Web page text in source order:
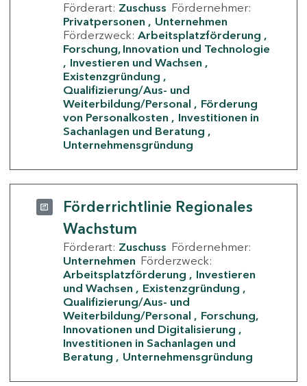
Förderart: Zuschuss Fördernehmer:
Privatpersonen
Unternehmen
Förderzweck: Arbeitsplatzförderung
Forschung, Innovation und Technologie
Investieren und Wachsen
Existenzgründung
Qualifizierung/Aus- und
Weiterbildung/Personal
Förderung
von Personalkosten
Investitionen in
Sachanlagen und Beratung
Unternehmensgründung
Förderrichtlinie Regionales
Wachstum
Förderart: Zuschuss Fördernehmer:
Unternehmen Förderzweck:
Arbeitsplatzförderung
Investieren
und Wachsen
Existenzgründung
Qualifizierung/Aus- und
Weiterbildung/Personal
Forschung,
Innovationen und Digitalisierung
Investitionen in Sachanlagen und
Beratung
Unternehmensgründung